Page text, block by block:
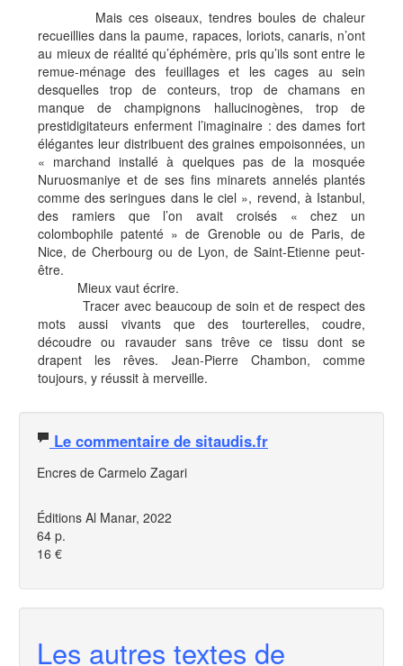
Mais ces oiseaux, tendres boules de chaleur
recueillies dans la paume, rapaces, loriots, canaris, n’ont
au mieux de réalité qu’éphémère, pris qu’ils sont entre le
remue-ménage des feuillages et les cages au sein
desquelles trop de conteurs, trop de chamans en
manque de champignons hallucinogènes, trop de
prestidigitateurs enferment l’imaginaire : des dames fort
élégantes leur distribuent des graines empoisonnées, un
« marchand installé à quelques pas de la mosquée
Nuruosmaniye et de ses fins minarets annelés plantés
comme des seringues dans le ciel », revend, à Istanbul,
des ramiers que l’on avait croisés « chez un
colombophile patenté » de Grenoble ou de Paris, de
Nice, de Cherbourg ou de Lyon, de Saint-Etienne peut-
être.
Mieux vaut écrire.
Tracer avec beaucoup de soin et de respect des
mots aussi vivants que des tourterelles, coudre,
découdre ou ravauder sans trêve ce tissu dont se
drapent les rêves. Jean-Pierre Chambon, comme
toujours, y réussit à merveille.
Le commentaire de sitaudis.fr
Encres de Carmelo Zagari
Éditions Al Manar, 2022
64 p.
16 €
Les autres textes de